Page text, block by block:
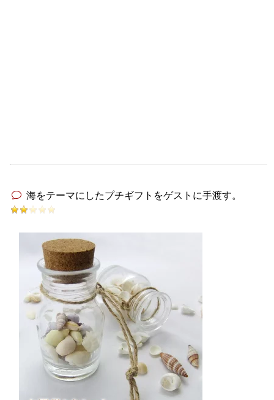
海をテーマにしたプチギフトをゲストに手渡す。